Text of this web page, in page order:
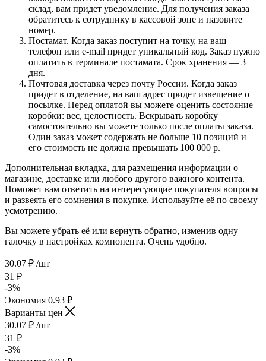
склад, вам придет уведомление. Для получения заказа
обратитесь к сотруднику в кассовой зоне и назовите
номер.
Постамат. Когда заказ поступит на точку, на ваш
телефон или e-mail придет уникальный код. Заказ нужно
оплатить в терминале постамата. Срок хранения — 3
дня.
Почтовая доставка через почту России. Когда заказ
придет в отделение, на ваш адрес придет извещение о
посылке. Перед оплатой вы можете оценить состояние
коробки: вес, целостность. Вскрывать коробку
самостоятельно вы можете только после оплаты заказа.
Один заказ может содержать не больше 10 позиций и
его стоимость не должна превышать 100 000 р.
Дополнительная вкладка, для размещения информации о
магазине, доставке или любого другого важного контента.
Поможет вам ответить на интересующие покупателя вопросы
и развеять его сомнения в покупке. Используйте её по своему
усмотрению.
Вы можете убрать её или вернуть обратно, изменив одну
галочку в настройках компонента. Очень удобно.
30.07 ₽ /шт
31 ₽
-3%
Экономия 0.93 ₽
Варианты цен
30.07 ₽ /шт
31 ₽
-3%